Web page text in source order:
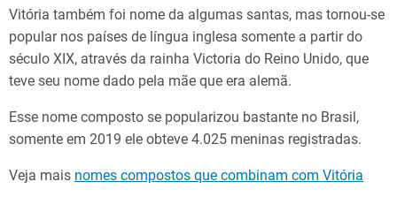
Vitória também foi nome da algumas santas, mas tornou-se
popular nos países de língua inglesa somente a partir do
século XIX, através da rainha Victoria do Reino Unido, que
teve seu nome dado pela mãe que era alemã.
Esse nome composto se popularizou bastante no Brasil,
somente em 2019 ele obteve 4.025 meninas registradas.
Veja mais nomes compostos que combinam com Vitória